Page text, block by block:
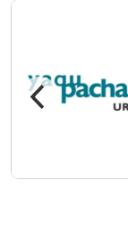
Imagem